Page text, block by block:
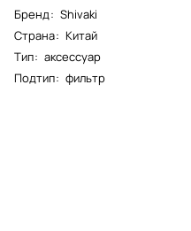
Бренд: Shivaki
Страна: Китай
Тип: аксессуар
Подтип: фильтр